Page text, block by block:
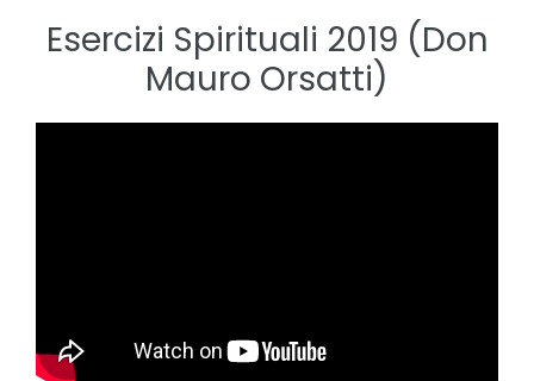
Esercizi Spirituali 2019 (Don
Mauro Orsatti)